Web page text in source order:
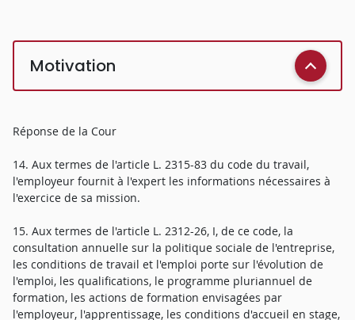
Motivation
Réponse de la Cour
14. Aux termes de l'article L. 2315-83 du code du travail,
l'employeur fournit à l'expert les informations nécessaires à
l'exercice de sa mission.
15. Aux termes de l'article L. 2312-26, I, de ce code, la
consultation annuelle sur la politique sociale de l'entreprise,
les conditions de travail et l'emploi porte sur l'évolution de
l'emploi, les qualifications, le programme pluriannuel de
formation, les actions de formation envisagées par
l'employeur, l'apprentissage, les conditions d'accueil en stage,